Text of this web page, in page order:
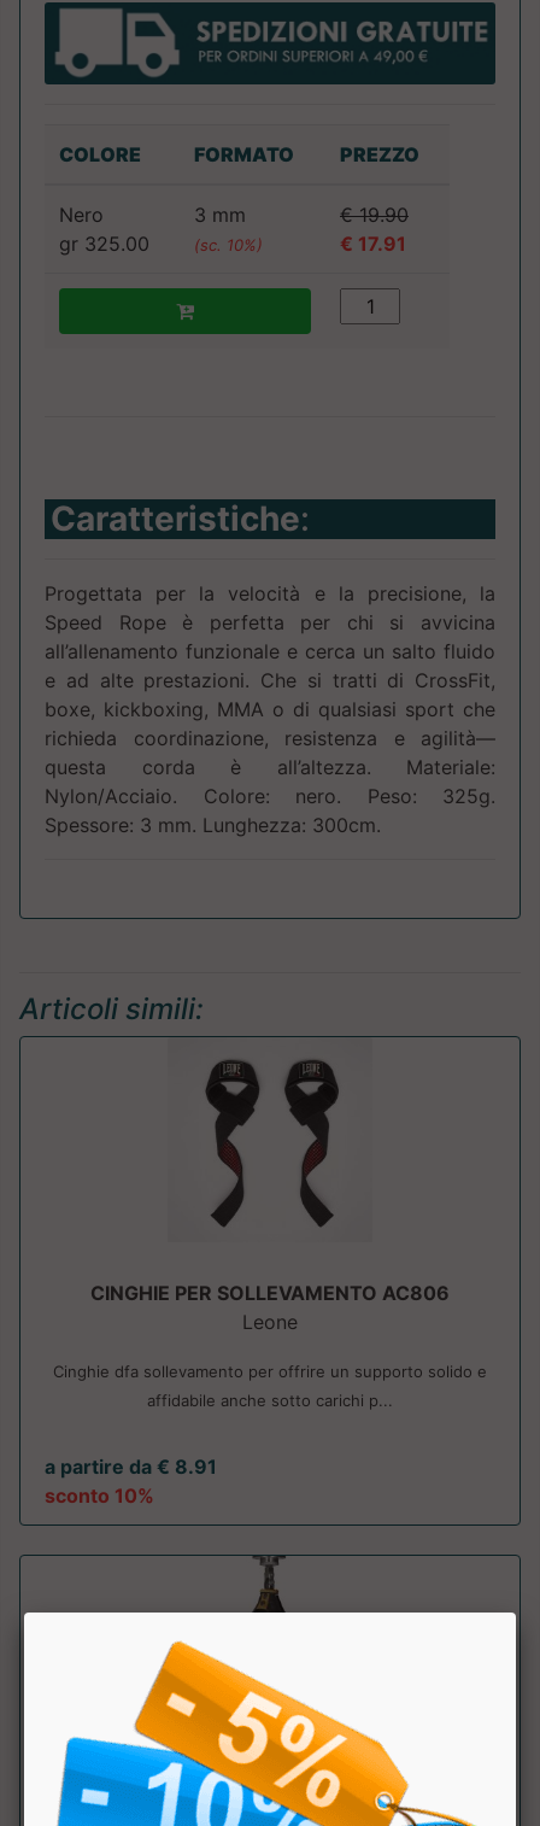
COLORE FORMATO PREZZO
Nero
gr 325.00
3 mm
(sc. 10%)
€ 19.90
€ 17.91
Caratteristiche:
Progettata per la velocità e la precisione, la
Speed Rope è perfetta per chi si avvicina
all’allenamento funzionale e cerca un salto fluido
e ad alte prestazioni. Che si tratti di CrossFit,
boxe, kickboxing, MMA o di qualsiasi sport che
richieda coordinazione, resistenza e agilità—
questa corda è all’altezza. Materiale:
Nylon/Acciaio. Colore: nero. Peso: 325g.
Spessore: 3 mm. Lunghezza: 300cm.
Articoli simili:
CINGHIE PER SOLLEVAMENTO AC806
Leone
Cinghie dfa sollevamento per offrire un supporto solido e
affidabile anche sotto carichi p...
a partire da € 8.91
sconto 10%
PERA VELOCE AT805